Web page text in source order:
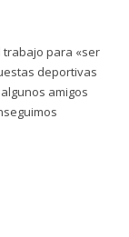
trabajo para «ser
deportivas
amigos